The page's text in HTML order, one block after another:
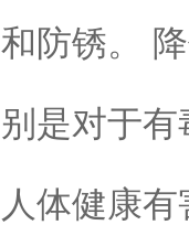
和防锈。
别是对于
人体健康